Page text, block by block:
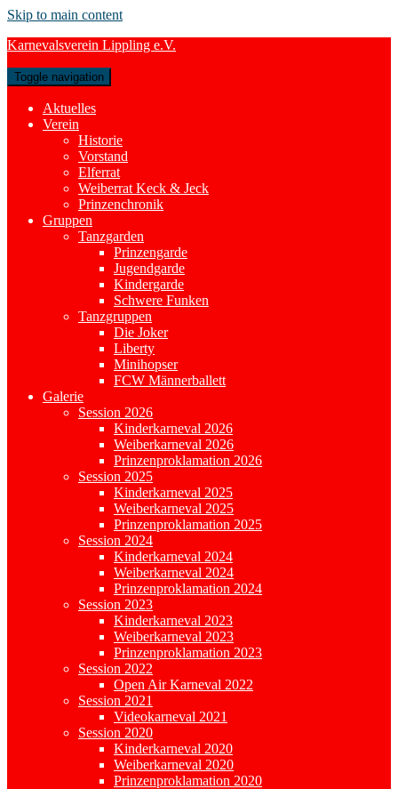
Skip to main content
Karnevalsverein Lippling e.V.
Toggle navigation
Aktuelles
Verein
Historie
Vorstand
Elferrat
Weiberrat Keck & Jeck
Prinzenchronik
Gruppen
Tanzgarden
Prinzengarde
Jugendgarde
Kindergarde
Schwere Funken
Tanzgruppen
Die Joker
Liberty
Minihopser
FCW Männerballett
Galerie
Session 2026
Kinderkarneval 2026
Weiberkarneval 2026
Prinzenproklamation 2026
Session 2025
Kinderkarneval 2025
Weiberkarneval 2025
Prinzenproklamation 2025
Session 2024
Kinderkarneval 2024
Weiberkarneval 2024
Prinzenproklamation 2024
Session 2023
Kinderkarneval 2023
Weiberkarneval 2023
Prinzenproklamation 2023
Session 2022
Open Air Karneval 2022
Session 2021
Videokarneval 2021
Session 2020
Kinderkarneval 2020
Weiberkarneval 2020
Prinzenproklamation 2020